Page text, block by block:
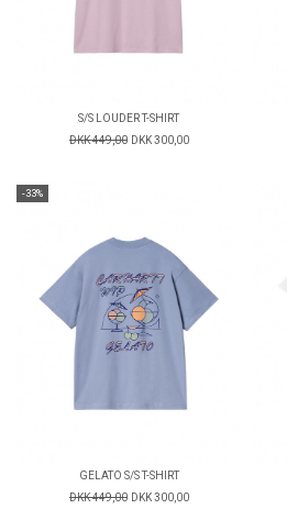
S/S LOUDER T-SHIRT
DKK 449,00 DKK 300,00
-33%
GELATO S/S T-SHIRT
DKK 449,00 DKK 300,00